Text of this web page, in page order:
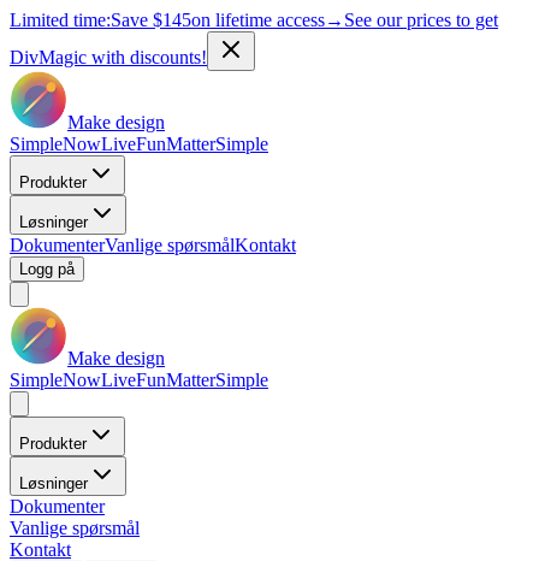
Limited time:Save $145on lifetime access→ See our prices to get
DivMagic with discounts!
Make design
SimpleNowLiveFunMatterSimple
Produkter
Løsninger
DokumenterVanlige spørsmålKontakt
Logg på
Make design
SimpleNowLiveFunMatterSimple
Produkter
Løsninger
Dokumenter
Vanlige spørsmål
Kontakt